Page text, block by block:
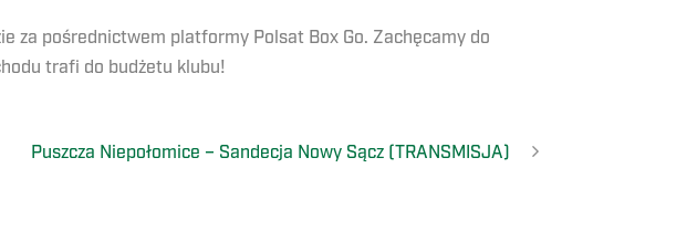
za pośrednictwem platformy Polsat Box Go. Zachęcamy do
trafi do budżetu klubu!
Puszcza Niepołomice – Sandecja Nowy Sącz (TRANSMISJA)